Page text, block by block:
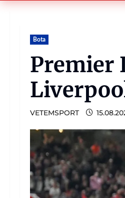
Bota
Premier
VETEMSPORT